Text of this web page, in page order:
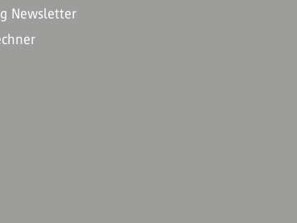
Newsletter